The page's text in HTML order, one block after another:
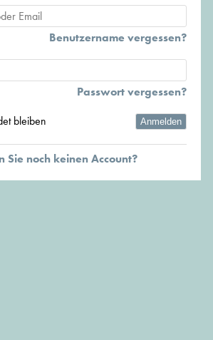
Benutzername vergessen?
Passwort vergessen?
bleiben
Anmelden
Sie noch keinen Account?